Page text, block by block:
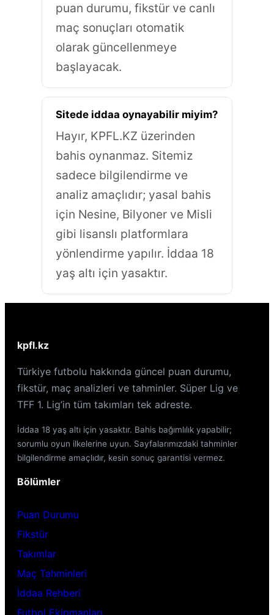
puan durumu, fikstür ve canlı
maç sonuçları otomatik
olarak güncellenmeye
başlayacak.
Sitede iddaa oynayabilir miyim?
Hayır, KPFL.KZ üzerinden
bahis oynanmaz. Sitemiz
sadece bilgilendirme ve
analiz amaçlıdır; yasal bahis
için Nesine, Bilyoner ve Misli
gibi lisanslı platformlara
yönlendirme yapılır. İddaa 18
yaş altı için yasaktır.
kpfl.kz
Türkiye futbolu hakkında güncel puan durumu,
fikstür, maç analizleri ve tahminler. Süper Lig ve
TFF 1. Lig’in tüm takımları tek adreste.
İddaa 18 yaş altı için yasaktır. Bahis bağımlılık yapabilir;
sorumlu oyun ilkelerine uyun. Sayfalarımızdaki tahminler
bilgilendirme amaçlıdır, kesin sonuç garantisi vermez.
Bölümler
Puan Durumu
Fikstür
Takımlar
Maç Tahminleri
İddaa Rehberi
Futbol Ekipmanları